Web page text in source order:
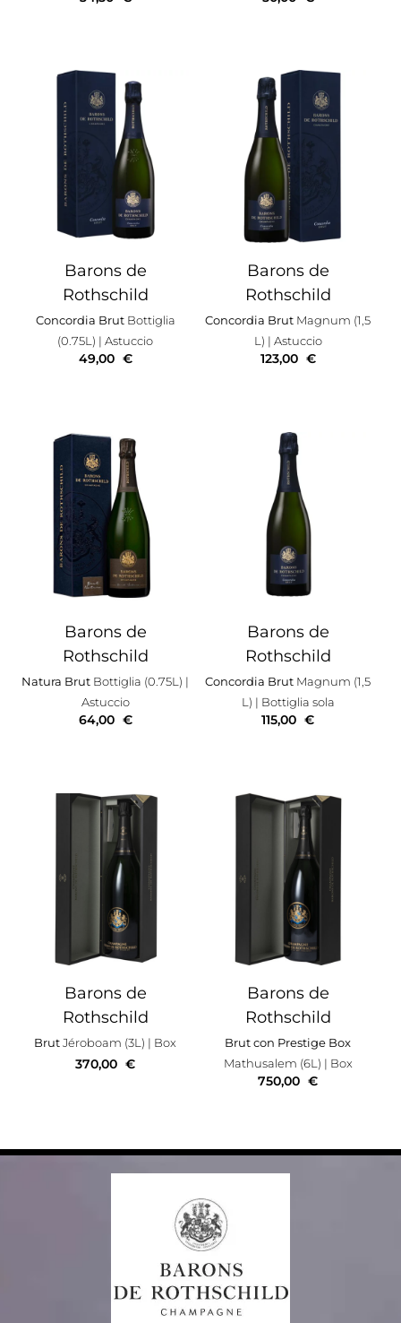
Barons de
Rothschild
Concordia BrutBottiglia
(0.75L) | Astuccio
49,00 €
Barons de
Rothschild
Concordia Brut Magnum (1,5
L) | Astuccio
123,00 €
Barons de
Rothschild
Natura Brut Bottiglia (0.75L) |
Astuccio
64,00 €
Barons de
Rothschild
Concordia Brut Magnum (1,5
L) | Bottiglia sola
115,00 €
Barons de
Rothschild
BrutJéroboam (3L) | Box
370,00 €
Barons de
Rothschild
Brut con Prestige Box
Mathusalem (6L) | Box
750,00 €